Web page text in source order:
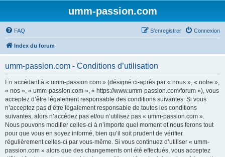
umm-passion.com
FAQ Connexion
S’enregistrer
Index du forum
umm-passion.com - Conditions d’utilisation
En accédant à « umm-passion.com » (désigné ci-après par « nous », « notre »,
« nos », « umm-passion.com », « https://www.umm-passion.com/forum »), vous
acceptez d’être légalement responsable des conditions suivantes. Si vous
n’acceptez pas d’être légalement responsable de toutes les conditions
suivantes, alors n’accédez pas et/ou n’utilisez pas « umm-passion.com ».
Nous pouvons modifier celles-ci à n’importe quel moment et nous ferons tout
pour que vous en soyez informé, bien qu’il soit prudent de vérifier
régulièrement celles-ci par vous-même. Si vous continuez d’utiliser « umm-
passion.com » alors que des changements ont été effectués, vous acceptez